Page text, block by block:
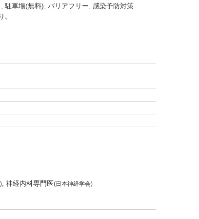
駐車場(無料) バリアフリー 感染予防対策
神経内科専門医(日本神経学会)